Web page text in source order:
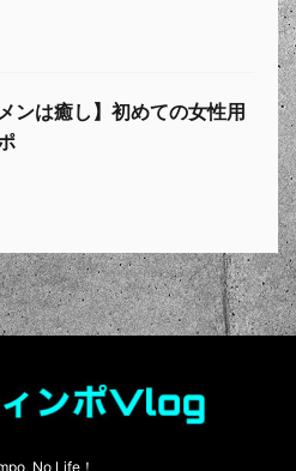
メンは癒し】初めての女性用
No Life！